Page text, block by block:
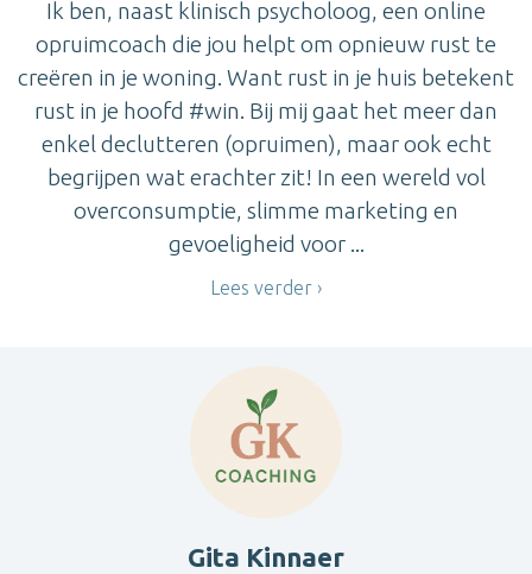
Ik ben, naast klinisch psycholoog, een online
opruimcoach die jou helpt om opnieuw rust te
creëren in je woning. Want rust in je huis betekent
rust in je hoofd #win. Bij mij gaat het meer dan
enkel declutteren (opruimen), maar ook echt
begrijpen wat erachter zit! In een wereld vol
overconsumptie, slimme marketing en
gevoeligheid voor ...
Lees verder
Gita Kinnaer